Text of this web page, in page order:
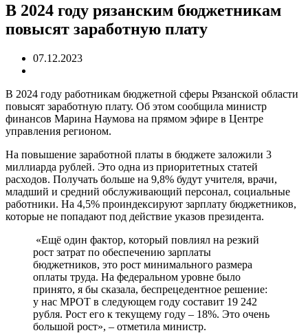
В 2024 году рязанским бюджетникам
повысят заработную плату
07.12.2023
В 2024 году работникам бюджетной сферы Рязанской области
повысят заработную плату. Об этом сообщила министр
финансов Марина Наумова на прямом эфире в Центре
управления регионом.
На повышение заработной платы в бюджете заложили 3
миллиарда рублей. Это одна из приоритетных статей
расходов. Получать больше на 9,8% будут учителя, врачи,
младший и средний обслуживающий персонал, социальные
работники. На 4,5% проиндексируют зарплату бюджетников,
которые не попадают под действие указов президента.
«Ещё один фактор, который повлиял на резкий
рост затрат по обеспечению зарплаты
бюджетников, это рост минимального размера
оплаты труда. На федеральном уровне было
принято, я бы сказала, беспрецедентное решение:
у нас МРОТ в следующем году составит 19 242
рубля. Рост его к текущему году – 18%. Это очень
большой рост», – отметила министр.